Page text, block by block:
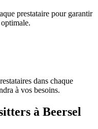
prestataire pour garantir
dans chaque
à vos besoins.
à Beersel